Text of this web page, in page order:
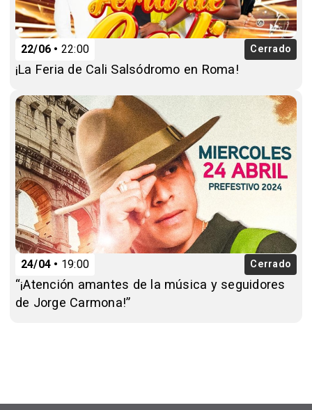
22/06 22:00 Cerrado
¡La Feria de Cali Salsódromo en Roma!
24/04 19:00 Cerrado
“¡Atención amantes de la música y seguidores
de Jorge Carmona!”